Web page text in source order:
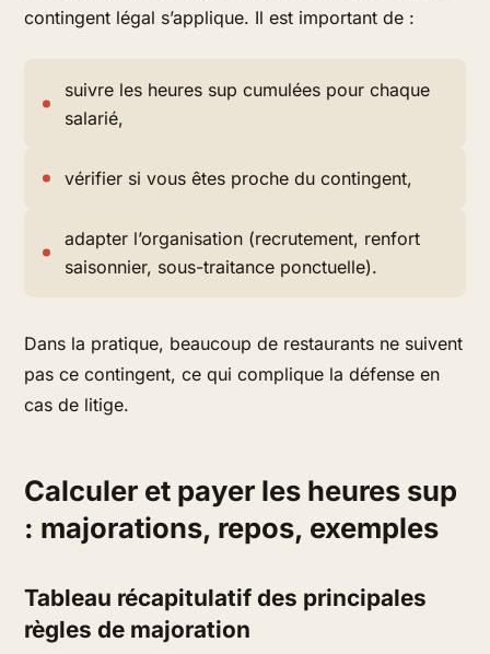
contingent légal s’applique. Il est important de :
suivre les heures sup cumulées pour chaque
salarié,
vérifier si vous êtes proche du contingent,
adapter l’organisation (recrutement, renfort
saisonnier, sous-traitance ponctuelle).
Dans la pratique, beaucoup de restaurants ne suivent
pas ce contingent, ce qui complique la défense en
cas de litige.
Calculer et payer les heures sup
: majorations, repos, exemples
Tableau récapitulatif des principales
règles de majoration